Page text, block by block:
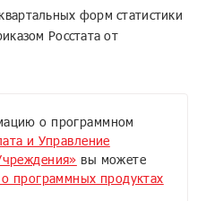
форм статистики
Росстата от
о программном
и Управление
вы можете
о программных продуктах